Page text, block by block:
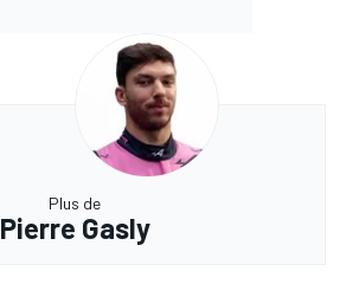
Plus de
Pierre Gasly